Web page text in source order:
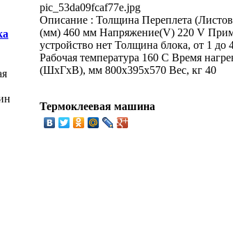
pic_53da09fcaf77e.jpg
Описание : Толщина Переплета
(мм) 460 мм Напряжение(V) 220 V
устройство нет Толщина блока, от 1
Рабочая температура 160 С Время
(ШxГxВ), мм 800x395x570 Вес, кг 40
Термоклеевая машина